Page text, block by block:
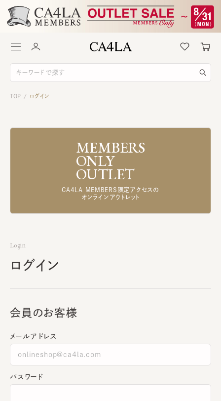
TOP / ログイン
MEMBERS
ONLY
OUTLET
CA4LA MEMBERS限定アクセスの
オンラインアウトレット
Login
ログイン
会員のお客様
メールアドレス
パスワード